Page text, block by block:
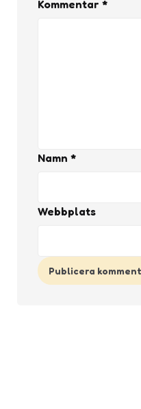
Kommentar *
Namn *
Webbplats